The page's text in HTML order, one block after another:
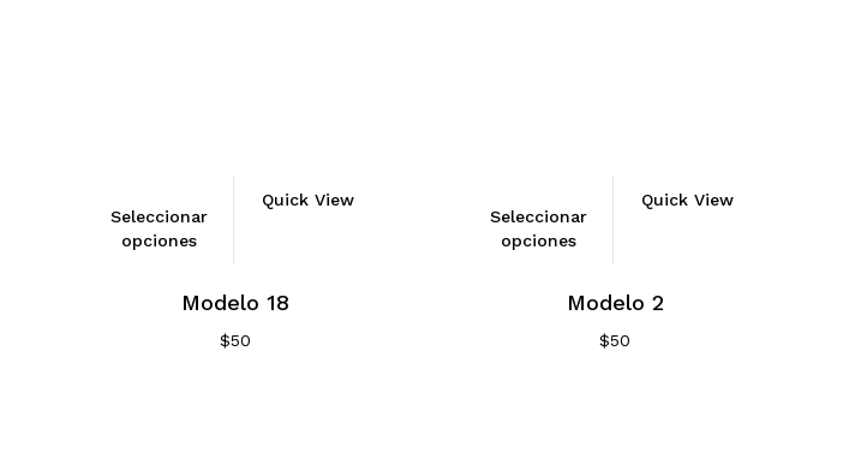
Seleccionar
opciones
Quick View
Modelo 18
$50
Seleccionar
opciones
Quick View
Modelo 2
$50